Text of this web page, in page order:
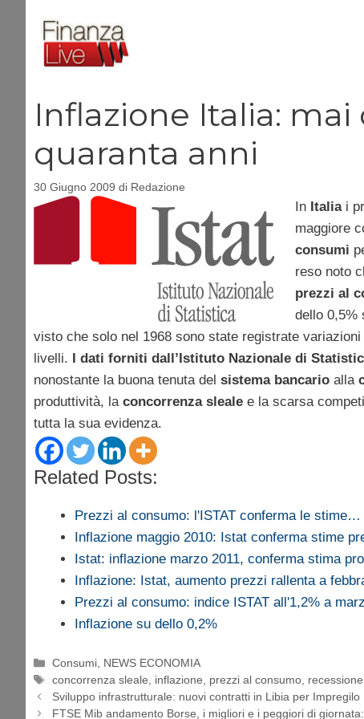
contenuto
Inflazione Italia:
quaranta anni
30 Giugno 2009 di Redazione
In Italiai
maggiore
consumi
reso noto
prezzi al
dello 0,5%
visto che solo nel 1968 sono state registrate variazioni
livelli. I dati forniti dall’Istituto Nazionale di
nonostante la buona tenuta del sistema bancario alla
produttività, la concorrenza sleale e la scarsa
tutta la sua evidenza.
Related Posts:
Prezzi al consumo: l'ISTAT conferma le stime…
Inflazione maggio 2010: Istat conferma stime
Istat: inflazione marzo 2011, conferma stima
Inflazione: Istat, aumento prezzi rallenta a
Prezzi al consumo: indice ISTAT all'1,2% a
Inflazione su dello 0,2%
Categorie
Consumi NEWS ECONOMIA
Tag
concorrenza sleale inflazione prezzi al consumo
Sviluppo infrastrutturale: nuovi contratti in Libia per Impregilo
FTSE Mib andamento Borse, i migliori e i peggiori di